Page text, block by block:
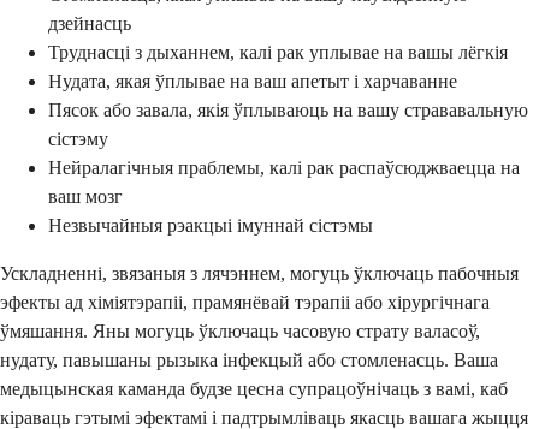
дзейнасць
Труднасці з дыханнем, калі рак уплывае на вашы лёгкія
Нудата, якая ўплывае на ваш апетыт і харчаванне
Пясок або завала, якія ўплываюць на вашу стрававальную
сістэму
Нейралагічныя праблемы, калі рак распаўсюджваецца на
ваш мозг
Незвычайныя рэакцыі імуннай сістэмы
Ускладненні, звязаныя з лячэннем, могуць ўключаць пабочныя
эфекты ад хіміятэрапіі, прамянёвай тэрапіі або хірургічнага
ўмяшання. Яны могуць ўключаць часовую страту валасоў,
нудату, павышаны рызыка інфекцый або стомленасць. Ваша
медыцынская каманда будзе цесна супрацоўнічаць з вамі, каб
кіраваць гэтымі эфектамі і падтрымліваць якасць вашага жыцця